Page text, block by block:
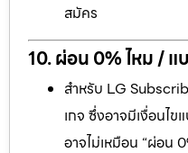
สมัคร
10. ผ่อน 0% ไหม /
สำหรับ LG
เกจ ซึ่งอาจมีเงื่อนไข
อาจไม่เหมือน “ผ่อน